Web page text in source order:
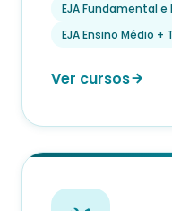
EJA Fundamental e
EJA Ensino Médio
Ver cursos